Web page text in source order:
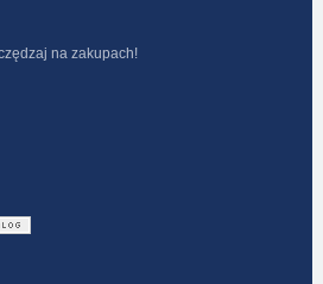
na zakupach!